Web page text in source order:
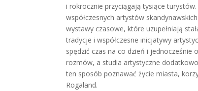
i rokrocznie przyciągają tysiące
współczesnych artystów
wystawy czasowe, które uzupełniają
tradycje i współczesne inicjatywy
spędzić czas na co dzień i
rozmów, a studia artystyczne
ten sposób poznawać życie miasta,
Rogaland.